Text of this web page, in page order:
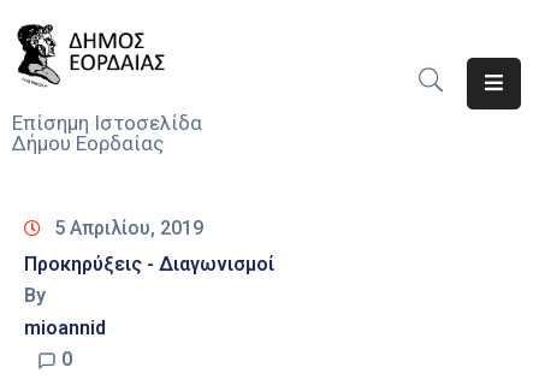
Επίσημη Ιστοσελίδα
Δήμου Εορδαίας
Νέα
Υπηρεσίες
Του
Δήμου
5 Απριλίου, 2019
Προκηρύξεις - Διαγωνισμοί
By
mioannid
0